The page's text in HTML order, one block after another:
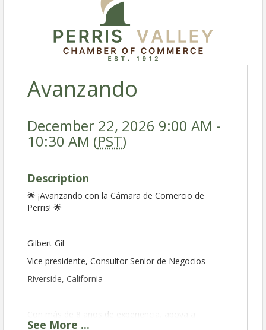
Avanzando
December 22, 2026 9:00 AM -
10:30 AM (PST)
Description
🌟 ¡Avanzando con la Cámara de Comercio de
Perris! 🌟
Gilbert Gil
Vice presidente, Consultor Senior de Negocios
Riverside, California
Con más de 8 años de experiencia, apoya a
emprendedores con coaching personalizado,
See More ...